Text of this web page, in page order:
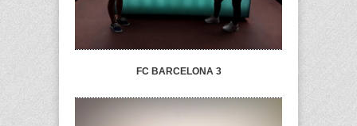
FC BARCELONA 3